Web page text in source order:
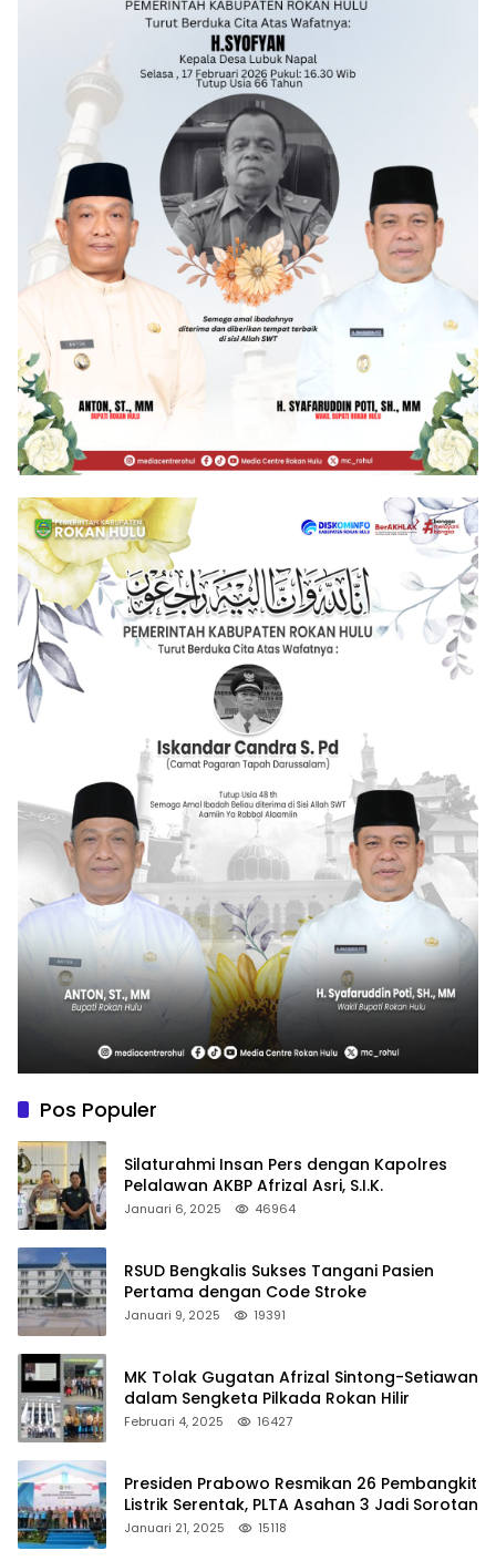
Pos Populer
Silaturahmi Insan Pers dengan Kapolres
Pelalawan AKBP Afrizal Asri, S.I.K.
Januari 6, 2025 46964
RSUD Bengkalis Sukses Tangani Pasien
Pertama dengan Code Stroke
Januari 9, 2025 19391
MK Tolak Gugatan Afrizal Sintong-Setiawan
dalam Sengketa Pilkada Rokan Hilir
Februari 4, 2025 16427
Presiden Prabowo Resmikan 26 Pembangkit
Listrik Serentak, PLTA Asahan 3 Jadi Sorotan
Januari 21, 2025 15118